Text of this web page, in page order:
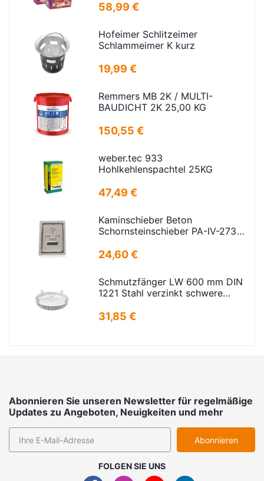
58,99 €
Hofeimer Schlitzeimer
Schlammeimer K kurz
19,99 €
Remmers MB 2K / MULTI-
BAUDICHT 2K 25,00 KG
150,55 €
weber.tec 933
Hohlkehlenspachtel 25KG
47,49 €
Kaminschieber Beton
Schornsteinschieber PA-IV-273
16,5x24,5cm
24,60 €
Schmutzfänger LW 600 mm DIN
1221 Stahl verzinkt schwere
31,85 €
Abonnieren Sie unseren Newsletter für regelmäßige
Updates zu Angeboten, Neuigkeiten und mehr
Abonnieren
FOLGEN SIE UNS